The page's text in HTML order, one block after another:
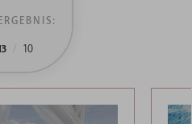
/ 10